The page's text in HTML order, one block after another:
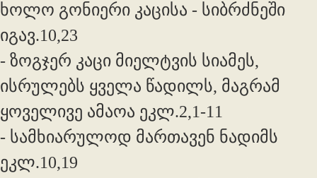
ხოლო გონიერი კაცისა - სიბრძნეში
იგავ.10,23
- ზოგჯერ კაცი მიელტვის სიამეს,
ისრულებს ყველა წადილს, მაგრამ
ყოველივე ამაოა ეკლ.2,1-11
- სამხიარულოდ მართავენ ნადიმს
ეკლ.10,19